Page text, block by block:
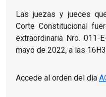
Las juezas y jueces
Corte Constitucional
extraordinaria Nro.
mayo de 2022, a las
Accede al orden del día